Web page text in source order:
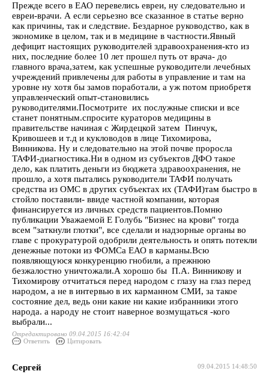
Прежде всего в ЕАО перевелись евреи, ну следовательно и
евреи-врачи. А если серьезно все сказанное в статье верно
как причины, так и следствие. Бездарное руководство, как в
экономике в целом, так и в медицине в частности.Явный
дефицит настоящих руководителей здравоохранения-кто из
них, последние более 10 лет прошел путь от врача- до
главного врача,затем, как успешные руководители лечебных
учреждений привлечены для работы в управление и там на
уровне ну хотя бы замов поработали, а уж потом приобретя
управленческий опыт-становились
руководителями.Посмотрите их послужные списки и все
станет понятным.спросите кураторов медицины в
правительстве начиная с Жирдецкой затем Пинчук,
Кривошеев и т.д и кукловодов в лице Тихомирова,
Винникова. Ну и следовательно на этой почве проросла
ТАФИ-диагностика.Ни в одном из субъектов ДФО такое
дело, как платить деньги из бюджета здравоохранения, не
прошло, а хотя пытались руководители ТАФИ получать
средства из ОМС в других субъектах их (ТАФИ)там быстро в
стойло поставили- ввиде частной компании, которая
финансируется из личных средств пациентов.Помню
публикации Уважаемой Е Голубь "Бизнес на крови" тогда
всем "заткнули глотки", все сделали и надзорные органы во
главе с прокуратурой одобрили деятельность и опять потекли
денежные потоки из ФОМСа ЕАО в карманы.Всю
появляющуюся конкуренцию гнобили, а прежнюю
безжалостно уничтожали.А хорошо бы П.А. Винникову и
Тихомирову отчитаться перед народом с глазу на глаз перед
народом, а не в интервью в их карманном СМИ, за такое
состояние дел, ведь они какие ни какие избранники этого
народа. а народу не стоит наверное возмущаться -кого
выбрали...
Отредактировано 09.04.2015 16:42:04
Ответить
Цитировать
09.04.2015 14:48:50
Сергей